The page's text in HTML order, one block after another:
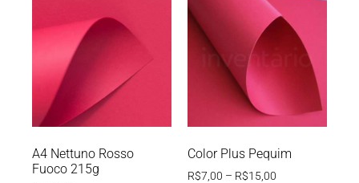
A4 Nettuno Rosso
Fuoco 215g
Color Plus Pequim
R$7,00 – R$15,00